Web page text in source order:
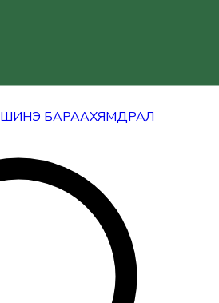
ШИНЭ БАРААХЯМДРАЛ